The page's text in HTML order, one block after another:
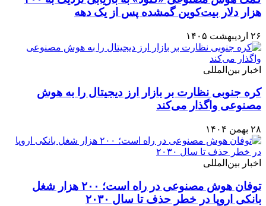
هزار دلار بیت‌کوین گمشده پس از یک دهه
۲۶ اردیبهشت ۱۴۰۵
اخبار بین‌المللی
کره جنوبی نظارت بر بازار ارز دیجیتال را به هوش
مصنوعی واگذار می‌کند
۲۸ بهمن ۱۴۰۴
اخبار بین‌المللی
توفان هوش مصنوعی در راه است؛ ۲۰۰ هزار شغل
بانکی اروپا در خطر حذف تا سال ۲۰۳۰